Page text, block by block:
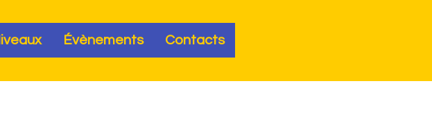
Évènements Contacts